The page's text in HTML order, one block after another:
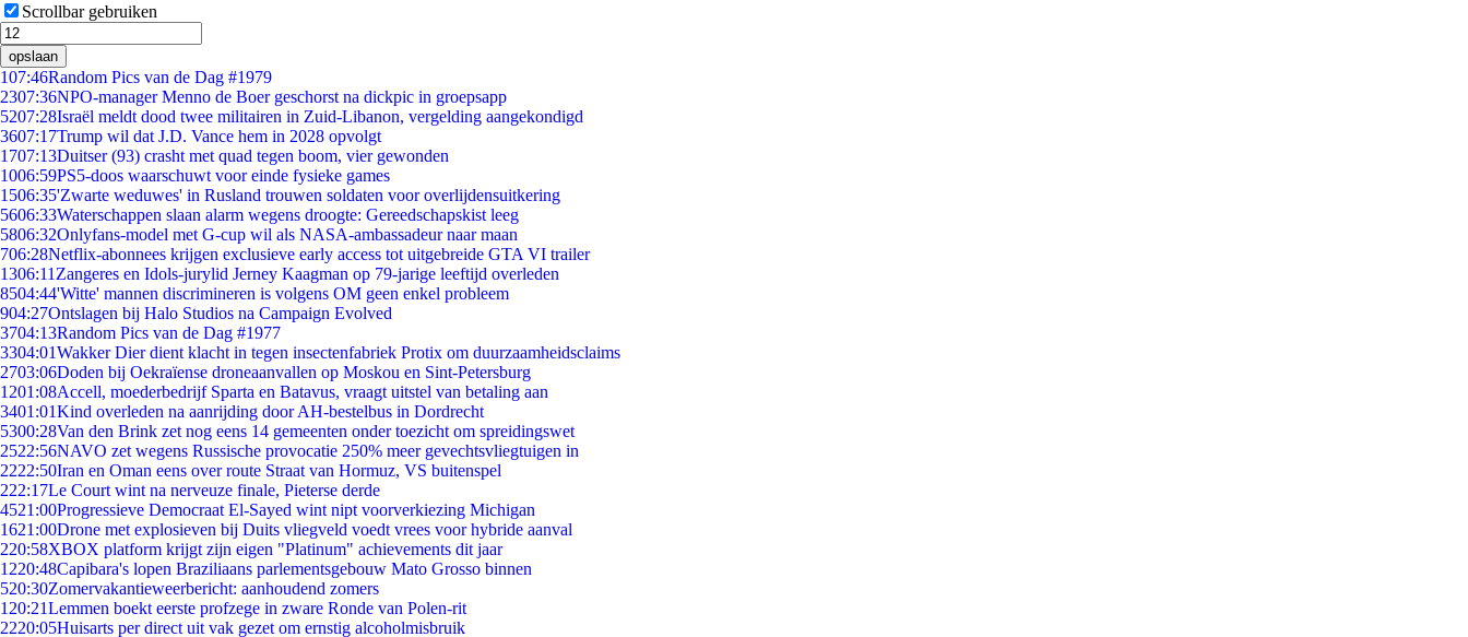
Scrollbar gebruiken
opslaan
107:46Random Pics van de Dag #1979
2307:36NPO-manager Menno de Boer geschorst na dickpic in groepsapp
5207:28Israël meldt dood twee militairen in Zuid-Libanon, vergelding aangekondigd
3607:17Trump wil dat J.D. Vance hem in 2028 opvolgt
1707:13Duitser (93) crasht met quad tegen boom, vier gewonden
1006:59PS5-doos waarschuwt voor einde fysieke games
1506:35'Zwarte weduwes' in Rusland trouwen soldaten voor overlijdensuitkering
5606:33Waterschappen slaan alarm wegens droogte: Gereedschapskist leeg
5806:32Onlyfans-model met G-cup wil als NASA-ambassadeur naar maan
706:28Netflix-abonnees krijgen exclusieve early access tot uitgebreide GTA VI trailer
1306:11 Zangeres en Idols-jurylid Jerney Kaagman op 79-jarige leeftijd overleden
8504:44'Witte' mannen discrimineren is volgens OM geen enkel probleem
904:27Ontslagen bij Halo Studios na Campaign Evolved
3704:13Random Pics van de Dag #1977
3304:01Wakker Dier dient klacht in tegen insectenfabriek Protix om duurzaamheidsclaims
2703:06Doden bij Oekraïense droneaanvallen op Moskou en Sint-Petersburg
1201:08Accell, moederbedrijf Sparta en Batavus, vraagt uitstel van betaling aan
3401:01Kind overleden na aanrijding door AH-bestelbus in Dordrecht
5300:28Van den Brink zet nog eens 14 gemeenten onder toezicht om spreidingswet
2522:56NAVO zet wegens Russische provocatie 250% meer gevechtsvliegtuigen in
2222:50Iran en Oman eens over route Straat van Hormuz, VS buitenspel
222:17Le Court wint na nerveuze finale, Pieterse derde
4521:00Progressieve Democraat El-Sayed wint nipt voorverkiezing Michigan
1621:00Drone met explosieven bij Duits vliegveld voedt vrees voor hybride aanval
220:58XBOX platform krijgt zijn eigen "Platinum" achievements dit jaar
1220:48Capibara's lopen Braziliaans parlementsgebouw Mato Grosso binnen
520:30Zomervakantieweerbericht: aanhoudend zomers
1 20:21Lemmen boekt eerste profzege in zware Ronde van Polen-rit
2220:05Huisarts per direct uit vak gezet om ernstig alcoholmisbruik